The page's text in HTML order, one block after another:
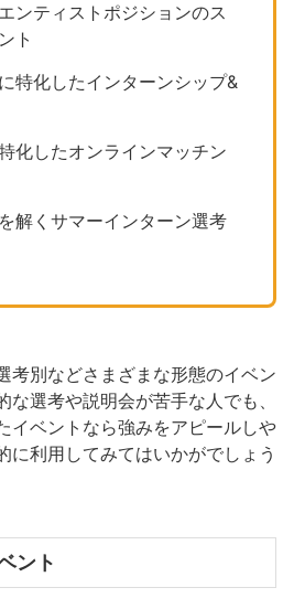
ンティストポジションのス
ト
特化したインターンシップ&
化したオンラインマッチン
解くサマーインターン選考
考別などさまざまな形態のイベン
な選考や説明会が苦手な人でも、
イベントなら強みをアピールしや
に利用してみてはいかがでしょう
ント